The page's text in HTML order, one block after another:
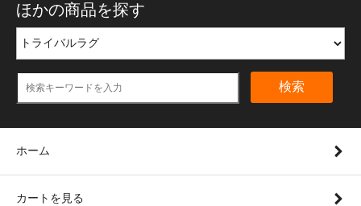
ほかの商品を探す
検索
ホーム
カートを見る